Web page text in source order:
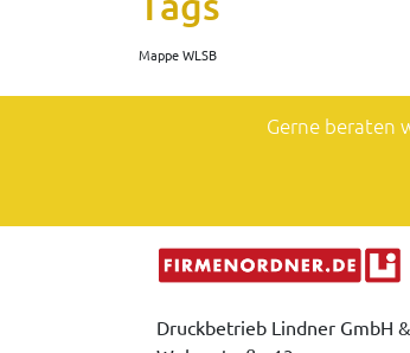
Mappe WLSB
Gerne beraten
Druckbetrieb Lindner GmbH &